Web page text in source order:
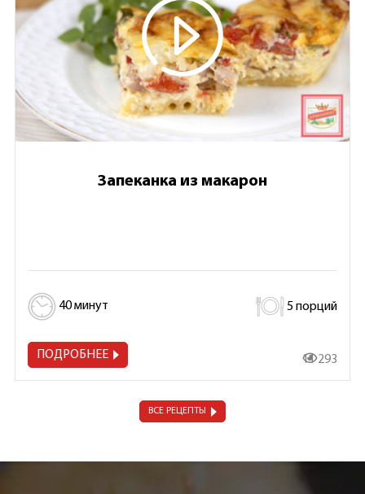
Запеканка из макарон
40 минут 5 порций
ПОДРОБНЕЕ 11 293
ВСЕ РЕЦЕПТЫ